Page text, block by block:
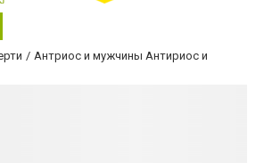
Антриос и мужчины Антириос и